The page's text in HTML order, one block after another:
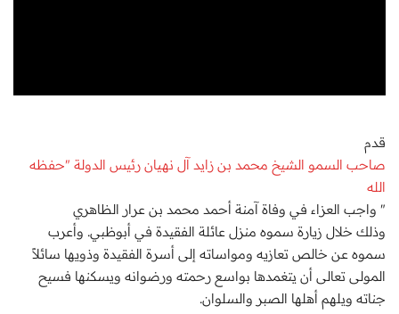
قدم
صاحب السمو الشيخ محمد بن زايد آل نهيان رئيس الدولة "حفظه
الله
" واجب العزاء في وفاة آمنة أحمد محمد بن عرار الظاهري
وذلك خلال زيارة سموه منزل عائلة الفقيدة في أبوظبي. وأعرب
سموه عن خالص تعازيه ومواساته إلى أسرة الفقيدة وذويها سائلاً
المولى تعالى أن يتغمدها بواسع رحمته ورضوانه ويسكنها فسيح
جناته ويلهم أهلها الصبر والسلوان.